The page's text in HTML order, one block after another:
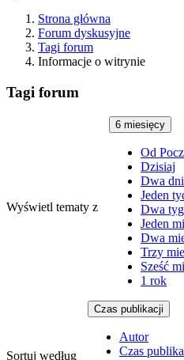
Strona główna
Forum dyskusyjne
Tagi forum
Informacje o witrynie
Tagi forum
Wyświetl tematy z
6 miesięcy
Od
Dzisiaj
Dwa dni
Jeden
Dwa
Jeden
Dwa
Trzy
Sześć
1 rok
Sortuj według
Czas publikacji
Autor
Czas